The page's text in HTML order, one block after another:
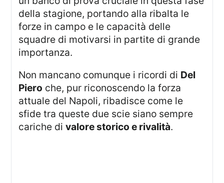
della stagione, portando alla ribalta le
forze in campo e le capacità delle
squadre di motivarsi in partite di grande
importanza.
Non mancano comunque i ricordi di Del
Piero che, pur riconoscendo la forza
attuale del Napoli, ribadisce come le
sfide tra queste due scie siano sempre
cariche divalore storico e rivalità.